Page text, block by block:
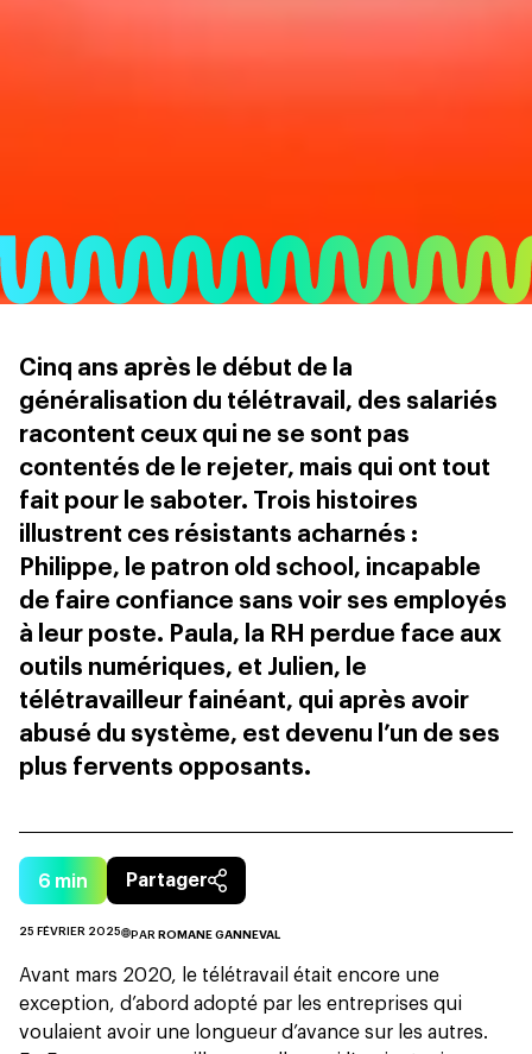
Cinq ans après le début de la
généralisation du télétravail, des salariés
racontent ceux qui ne se sont pas
contentés de le rejeter, mais qui ont tout
fait pour le saboter. Trois histoires
illustrent ces résistants acharnés :
Philippe, le patron old school, incapable
de faire confiance sans voir ses employés
à leur poste. Paula, la RH perdue face aux
outils numériques, et Julien, le
télétravailleur fainéant, qui après avoir
abusé du système, est devenu l’un de ses
plus fervents opposants.
6 min Partager
25 FÉVRIER 2025 PAR ROMANE GANNEVAL
Avant mars 2020, le télétravail était encore une
exception, d’abord adopté par les entreprises qui
voulaient avoir une longueur d’avance sur les autres.